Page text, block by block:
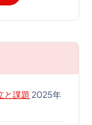
と課題 2025年